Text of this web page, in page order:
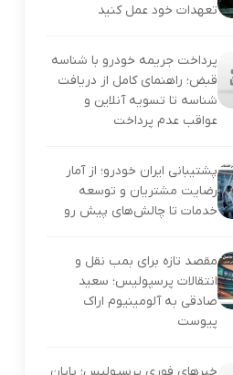
تعهدات خود عمل کنید
پرداخت جریمه خودرو با شناسه
قبض؛ راهنمای کامل از دریافت
شناسه تا تسویه آنلاین و
عواقب عدم پرداخت
پشتیبانی ایران خودرو؛ از آمار
رضایت مشتریان و توسعه
خدمات تا چالش‌های پیش رو
مقصد تازه برای بمب نقل و
انتقالات پرسپولیس؛ سعید
صادقی به آلومینیوم اراک
پیوست